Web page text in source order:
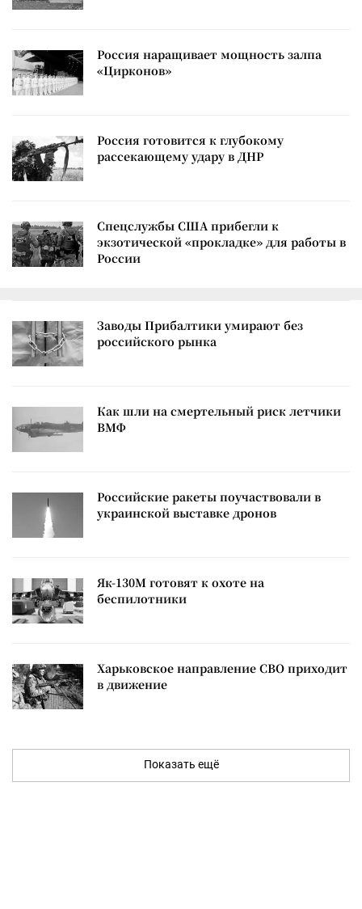
Россия наращивает мощность залпа
«Цирконов»
Россия готовится к глубокому
рассекающему удару в ДНР
Спецслужбы США прибегли к
экзотической «прокладке» для работы в
России
Заводы Прибалтики умирают без
российского рынка
Как шли на смертельный риск летчики
ВМФ
Российские ракеты поучаствовали в
украинской выставке дронов
Як-130М готовят к охоте на
беспилотники
Харьковское направление СВО приходит
в движение
Показать ещё